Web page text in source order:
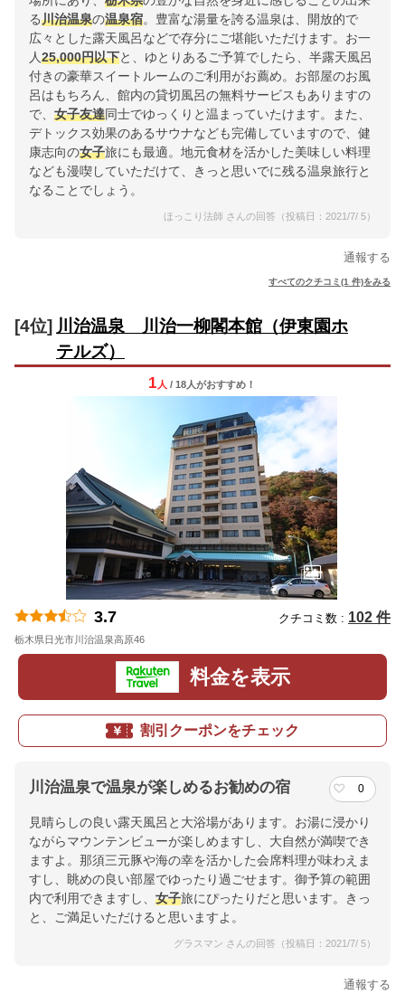
る川治温泉の温泉宿。豊富な湯量を誇る温泉は、開放的で
広々とした露天風呂などで存分にご堪能いただけます。お一
人25,000円以下と、ゆとりあるご予算でしたら、半露天風呂
付きの豪華スイートルームのご利用がお薦め。お部屋のお風
呂はもちろん、館内の貸切風呂の無料サービスもありますの
で、 女子友達同士でゆっくりと温まっていたけます。また、
デトックス効果のあるサウナなども完備していますので、健
康志向の女子旅にも最適。地元食材を活かした美味しい料理
なども漫喫していただけて、きっと思いでに残る温泉旅行と
なることでしょう。
ほっこり法師 さんの回答（投稿日：2021/7/ 5）
通報する
すべてのクチコミ(1 件)をみる
[4位] 川治温泉 川治一柳閣本館（伊東園ホ
テルズ）
1 人 / 18人がおすすめ！
3.7 クチコミ数 : 102 件
栃木県日光市川治温泉高原46
料金を表示
割引クーポンをチェック
川治温泉で温泉が楽しめるお勧めの宿 0
見晴らしの良い露天風呂と大浴場があります。お湯に浸かり
ながらマウンテンビューが楽しめますし、大自然が満喫でき
ますよ。那須三元豚や海の幸を活かした会席料理が味わえま
すし、眺めの良い部屋でゆったり過ごせます。御予算の範囲
内で利用できますし、 女子旅にぴったりだと思います。きっ
と、ご満足いただけると思いますよ。
グラスマン さんの回答（投稿日：2021/7/ 5）
通報する